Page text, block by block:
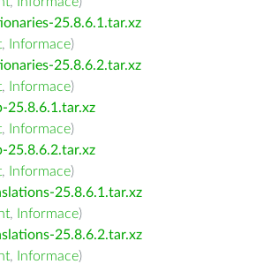
25.8.6.1.tar.xz
, Informace)
25.8.6.2.tar.xz
, Informace)
25.8.6.1.tar.xz
, Informace)
25.8.6.2.tar.xz
, Informace)
25.8.6.1.tar.xz
, Informace)
25.8.6.2.tar.xz
, Informace)